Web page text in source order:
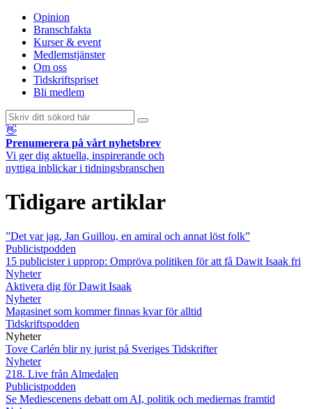
Opinion
Branschfakta
Kurser & event
Medlemstjänster
Om oss
Tidskriftspriset
Bli medlem
👋
Prenumerera på vårt nyhetsbrev
Vi ger dig aktuella, inspirerande och
nyttiga inblickar i tidningsbranschen
Tidigare artiklar
”Det var jag, Jan Guillou, en amiral och annat löst folk”
Publicistpodden
15 publicister i upprop: Ompröva politiken för att få Dawit Isaak fri
Nyheter
Aktivera dig för Dawit Isaak
Nyheter
Magasinet som kommer finnas kvar för alltid
Tidskriftspodden
Nyheter
Tove Carlén blir ny jurist på Sveriges Tidskrifter
Nyheter
218. Live från Almedalen
Publicistpodden
Se Mediescenens debatt om AI, politik och mediernas framtid